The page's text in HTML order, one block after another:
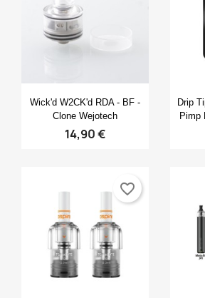
Aggiungi alla lista dei
Create new list
Crea lista dei desideri
((modalTitle))
Accedi
Anteprima
Wick'd W2CK'd RDA - BF -
Clone Wejotech
14,90 €
Drip
Pimp
favorite_border